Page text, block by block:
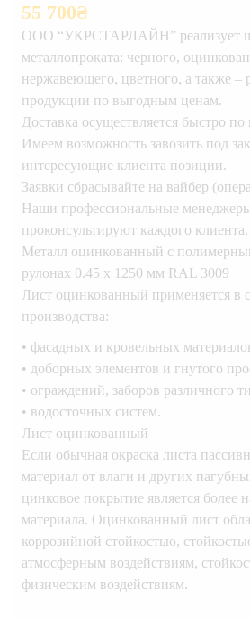
55 700₴
ООО “УКРСТАРЛАЙН” реализует
металлопроката: черного,
нержавеющего, цветного, а также –
продукции по выгодным ценам.
Доставка осуществляется быстро
Имеем возможность завозить под
интересующие клиента позиции.
Заявки сбрасывайте на вайбер
Наши профессиональные
проконсультируют каждого клиента.
Металл оцинкованный с
рулонах 0.45 х 1250 мм RAL 3009
Лист оцинкованный применяется в
производства:
• фасадных и кровельных
• доборных элементов и гнутого
• ограждений, заборов различного
• водосточных систем.
Лист оцинкованный
Если обычная окраска листа
материал от влаги и других
цинковое покрытие является более
материала. Оцинкованный лист
коррозийной стойкостью,
атмосферным воздействиям,
физическим воздействиям.